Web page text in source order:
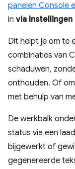
panelen Console
in via
Dit helpt je om te
combinaties van
schaduwen,
onthouden. Of
met behulp van
De werkbalk
status via een
bijgewerkt of
gegenereerde